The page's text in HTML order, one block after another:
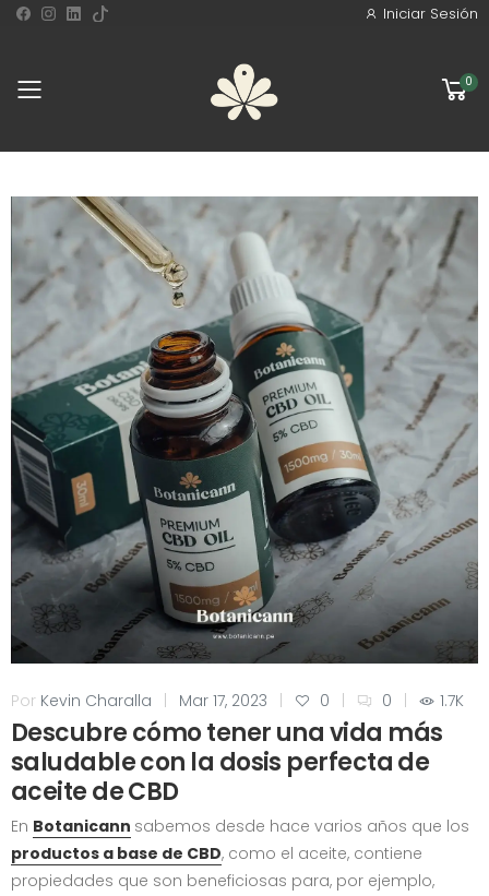
Iniciar Sesión
Toggle mobile menu
0
Por Kevin Charalla Mar 17, 2023 0 0 1.7K
Descubre cómo tener una vida más
saludable con la dosis perfecta de
aceite de CBD
En Botanicann sabemos desde hace varios años que los
productos a base de CBD, como el aceite, contiene
propiedades que son beneficiosas para, por ejemplo,